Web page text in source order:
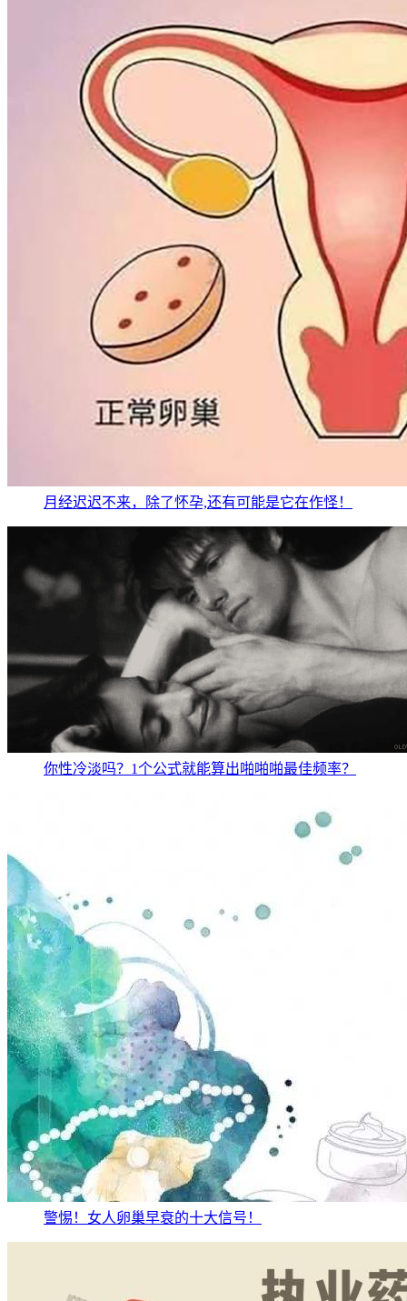
月经迟迟不来，除了怀孕,还有可能是它在作怪！
你性冷淡吗？1个公式就能算出啪啪啪最佳频率？
警惕！女人卵巢早衰的十大信号！